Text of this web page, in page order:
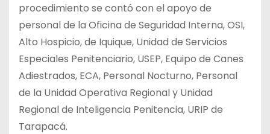
procedimiento se contó con el apoyo de
personal de la Oficina de Seguridad Interna, OSI,
Alto Hospicio, de Iquique, Unidad de Servicios
Especiales Penitenciario, USEP, Equipo de Canes
Adiestrados, ECA, Personal Nocturno, Personal
de la Unidad Operativa Regional y Unidad
Regional de Inteligencia Penitencia, URIP de
Tarapacá.